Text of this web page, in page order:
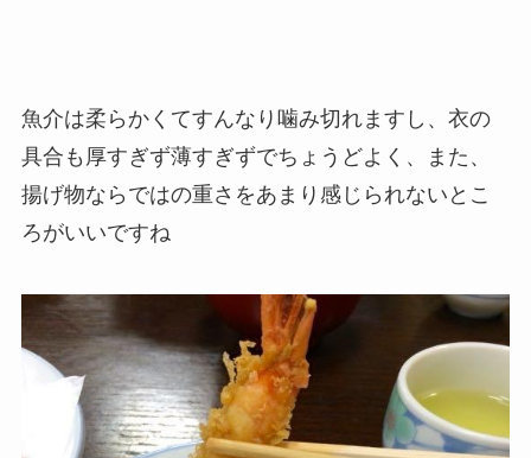
魚介は柔らかくてすんなり噛み切れますし、衣の
具合も厚すぎず薄すぎずでちょうどよく、また、
揚げ物ならではの重さをあまり感じられないとこ
ろがいいですね